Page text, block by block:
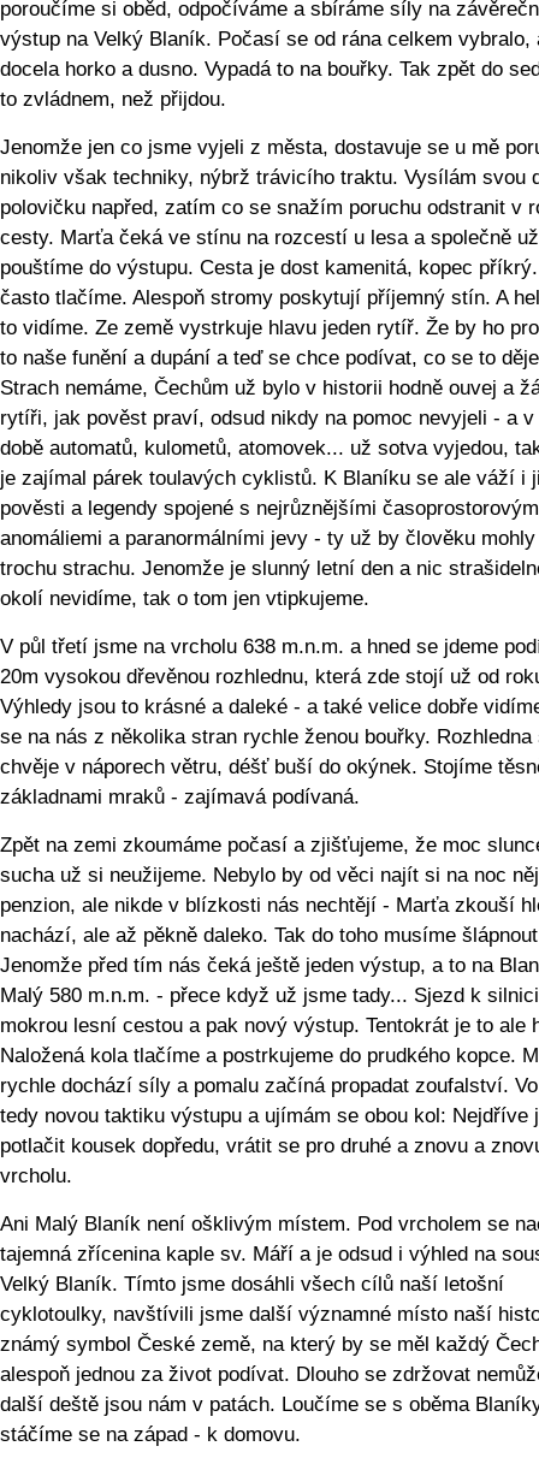
poroučíme si oběd, odpočíváme a sbíráme síly na
výstup na Velký Blaník. Počasí se od rána celkem vybralo,
docela horko a dusno. Vypadá to na bouřky. Tak zpět do
to zvládnem, než přijdou.
Jenomže jen co jsme vyjeli z města, dostavuje se u mě
nikoliv však techniky, nýbrž trávicího traktu. Vysílám svou
polovičku napřed, zatím co se snažím poruchu odstranit v
cesty. Marťa čeká ve stínu na rozcestí u lesa a společně
pouštíme do výstupu. Cesta je dost kamenitá, kopec
často tlačíme. Alespoň stromy poskytují příjemný stín. A
to vidíme. Ze země vystrkuje hlavu jeden rytíř. Že by ho
to naše funění a dupání a teď se chce podívat, co se to
Strach nemáme, Čechům už bylo v historii hodně ouvej a
rytíři, jak pověst praví, odsud nikdy na pomoc nevyjeli - a v
době automatů, kulometů, atomovek... už sotva vyjedou,
je zajímal párek toulavých cyklistů. K Blaníku se ale váží i
pověsti a legendy spojené s nejrůznějšími
anomáliemi a paranormálními jevy - ty už by člověku mohly
trochu strachu. Jenomže je slunný letní den a nic
okolí nevidíme, tak o tom jen vtipkujeme.
V půl třetí jsme na vrcholu 638 m.n.m. a hned se jdeme
20m vysokou dřevěnou rozhlednu, která zde stojí už od
Výhledy jsou to krásné a daleké - a také velice dobře
se na nás z několika stran rychle ženou bouřky. Rozhledna
chvěje v náporech větru, déšť buší do okýnek. Stojíme
základnami mraků - zajímavá podívaná.
Zpět na zemi zkoumáme počasí a zjišťujeme, že moc
sucha už si neužijeme. Nebylo by od věci najít si na noc
penzion, ale nikde v blízkosti nás nechtějí - Marťa zkouší
nachází, ale až pěkně daleko. Tak do toho musíme
Jenomže před tím nás čeká ještě jeden výstup, a to na
Malý 580 m.n.m. - přece když už jsme tady... Sjezd k silnici
mokrou lesní cestou a pak nový výstup. Tentokrát je to ale
Naložená kola tlačíme a postrkujeme do prudkého kopce.
rychle dochází síly a pomalu začíná propadat zoufalství.
tedy novou taktiku výstupu a ujímám se obou kol: Nejdříve
potlačit kousek dopředu, vrátit se pro druhé a znovu a
vrcholu.
Ani Malý Blaník není ošklivým místem. Pod vrcholem se
tajemná zřícenina kaple sv. Máří a je odsud i výhled na
Velký Blaník. Tímto jsme dosáhli všech cílů naší letošní
cyklotoulky, navštívili jsme další významné místo naší
známý symbol České země, na který by se měl každý
alespoň jednou za život podívat. Dlouho se zdržovat
další deště jsou nám v patách. Loučíme se s oběma
stáčíme se na západ - k domovu.